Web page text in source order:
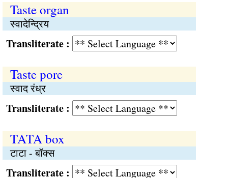
Taste organ
स्वादेन्द्रिय
:
Taste pore
स्वाद रंध्र
:
TATA box
टाटा - बॉक्स
: